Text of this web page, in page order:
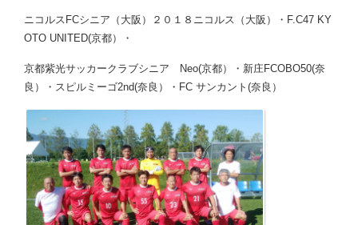
ニコルスFCシニア（大阪）２０１８ニコルス（大阪）・F.C47 KY
OTO UNITED(京都）・
京都紫光サッカークラブシニア Neo(京都）・新庄FCOBO50(奈
良）・スピルミーゴ2nd(奈良）・FC サンカント(奈良）